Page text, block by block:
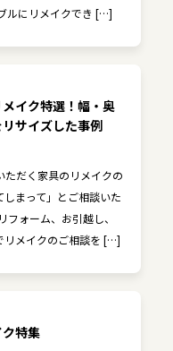
ルにリメイクでき […]
イク特選！幅・奥
サイズした事例
ただく家具のリメイクの
まって」とご相談いた
ォーム、お引越し、
リメイクのご相談を […]
特集